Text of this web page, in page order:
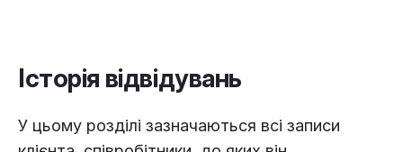
Історія відвідувань
У цьому розділі зазначаються всі записи